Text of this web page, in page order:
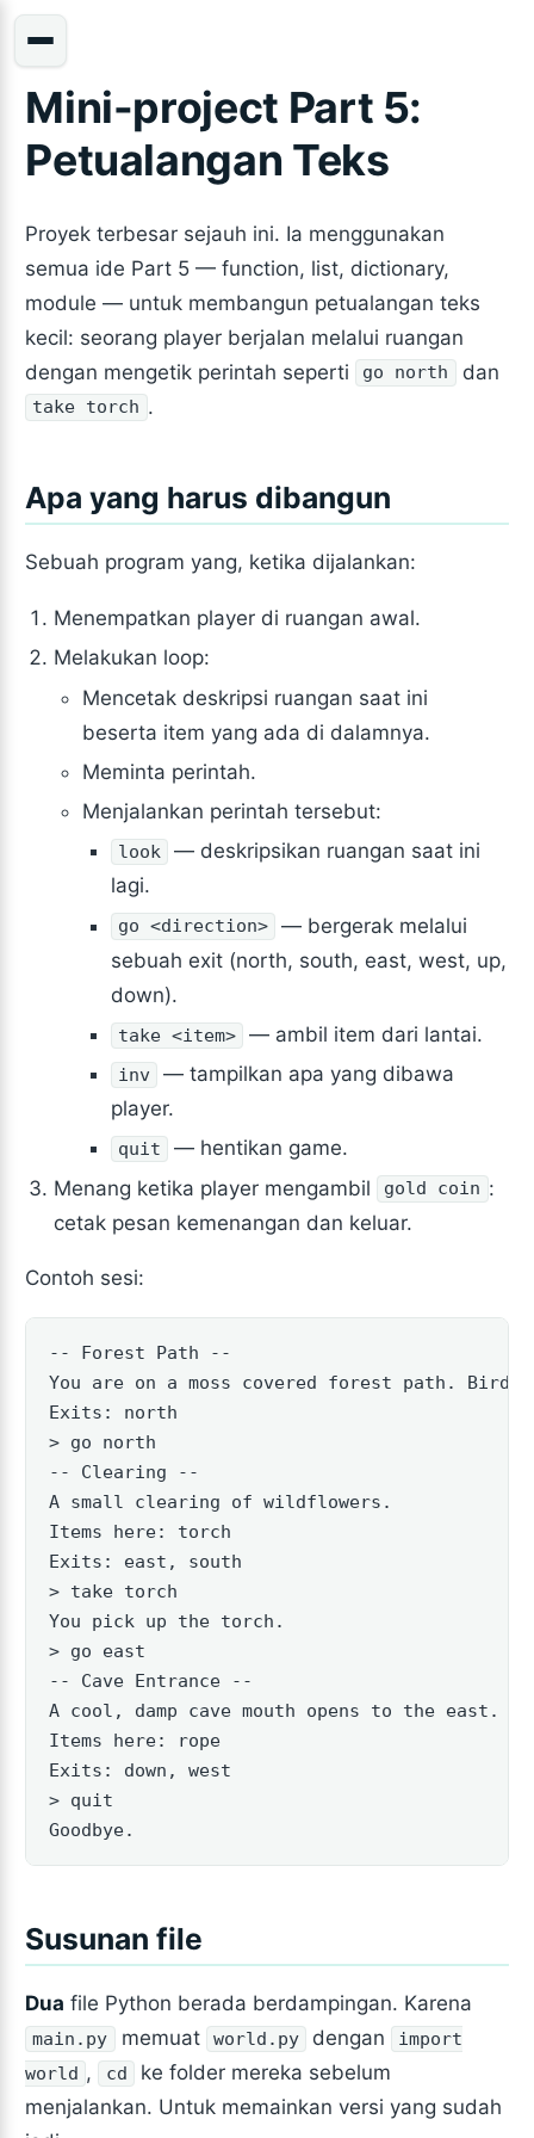
Mini-project Part 5:
Petualangan Teks
Proyek terbesar sejauh ini. Ia menggunakan
semua ide Part 5 — function, list, dictionary,
module — untuk membangun petualangan teks
kecil: seorang player berjalan melalui ruangan
dengan mengetik perintah seperti
go north dan
take torch .
Apa yang harus dibangun
Sebuah program yang, ketika dijalankan:
Menempatkan player di ruangan awal.
Melakukan loop:
Mencetak deskripsi ruangan saat ini
beserta item yang ada di dalamnya.
Meminta perintah.
Menjalankan perintah tersebut:
look
— deskripsikan ruangan saat ini
lagi.
go <direction>
— bergerak melalui
sebuah exit (north, south, east, west, up,
down).
take <item> — ambil item dari lantai.
inv
— tampilkan apa yang dibawa
player.
quit
— hentikan game.
Menang ketika player mengambil
gold coin :
cetak pesan kemenangan dan keluar.
Contoh sesi:
-- Forest Path --
You are on a moss covered forest path.
Exits: north
> go north
-- Clearing --
A small clearing of wildflowers.
Items here: torch
Exits: east, south
> take torch
You pick up the torch.
> go east
-- Cave Entrance --
A cool, damp cave mouth opens to the
Items here: rope
Exits: down, west
> quit
Goodbye.
Susunan file
Dua file Python berada berdampingan. Karena
main.py memuat world.py dengan
import
world , cd
ke folder mereka sebelum
menjalankan. Untuk memainkan versi yang sudah